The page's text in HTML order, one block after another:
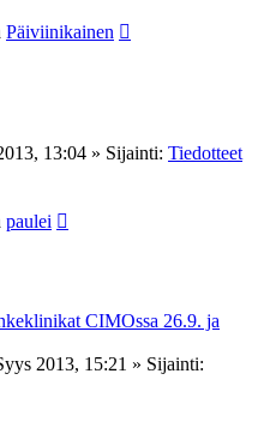
Päiviinikainen
13:04 » Sijainti: Tiedotteet
paulei
CIMOssa 26.9. ja
2013, 15:21 » Sijainti: